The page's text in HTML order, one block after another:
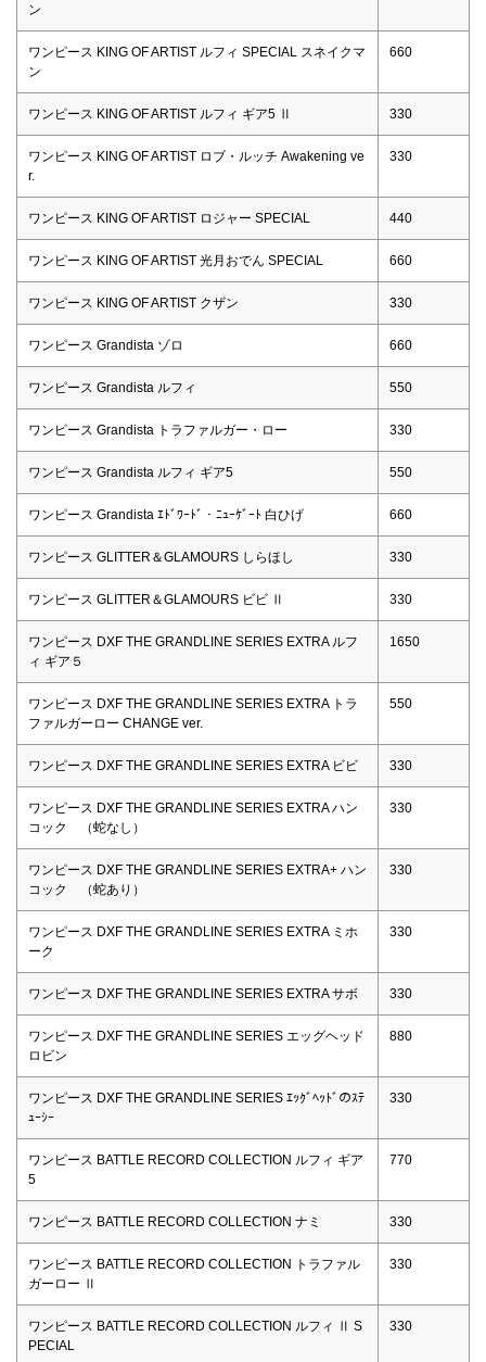
ン
ワンピース KING OF ARTIST ルフィ SPECIAL スネイクマ
ン
660
ワンピース KING OF ARTIST ルフィ ギア5 Ⅱ 330
ワンピース KING OF ARTIST ロブ・ルッチ Awakening ve
r.
330
ワンピース KING OF ARTIST ロジャー SPECIAL 440
ワンピース KING OF ARTIST 光月おでん SPECIAL 660
ワンピース KING OF ARTIST クザン 330
ワンピース Grandista ゾロ 660
ワンピース Grandista ルフィ 550
ワンピース Grandista トラファルガー・ロー 330
ワンピース Grandista ルフィ ギア5 550
ワンピース Grandista ｴﾄﾞﾜｰﾄﾞ・ﾆｭｰｹﾞｰﾄ 白ひげ 660
ワンピース GLITTER＆GLAMOURS しらほし 330
ワンピース GLITTER＆GLAMOURS ビビ Ⅱ 330
ワンピース DXF THE GRANDLINE SERIES EXTRA ルフ
ィ ギア５
1650
ワンピース DXF THE GRANDLINE SERIES EXTRA トラ
ファルガーロー CHANGE ver.
550
ワンピース DXF THE GRANDLINE SERIES EXTRA ビビ 330
ワンピース DXF THE GRANDLINE SERIES EXTRA ハン
コック （蛇なし）
330
ワンピース DXF THE GRANDLINE SERIES EXTRA+ ハン
コック （蛇あり）
330
ワンピース DXF THE GRANDLINE SERIES EXTRA ミホ
ーク
330
ワンピース DXF THE GRANDLINE SERIES EXTRA サボ 330
ワンピース DXF THE GRANDLINE SERIES エッグヘッド
ロビン
880
ワンピース DXF THE GRANDLINE SERIES ｴｯｸﾞﾍｯﾄﾞのｽﾃ
ｭｰｼｰ
330
ワンピース BATTLE RECORD COLLECTION ルフィ ギア
5
770
ワンピース BATTLE RECORD COLLECTION ナミ 330
ワンピース BATTLE RECORD COLLECTION トラファル
ガーロー Ⅱ
330
ワンピース BATTLE RECORD COLLECTION ルフィ Ⅱ S
PECIAL
330